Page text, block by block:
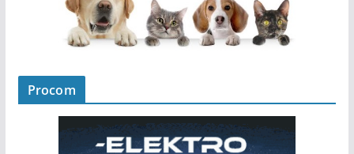
Procom